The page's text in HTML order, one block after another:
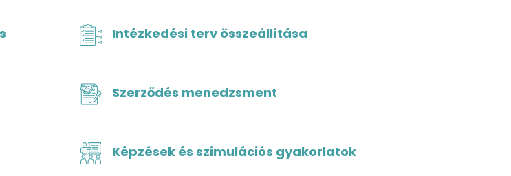
Intézkedési terv összeállítása
Szerződés menedzsment
Képzések és szimulációs gyakorlatok